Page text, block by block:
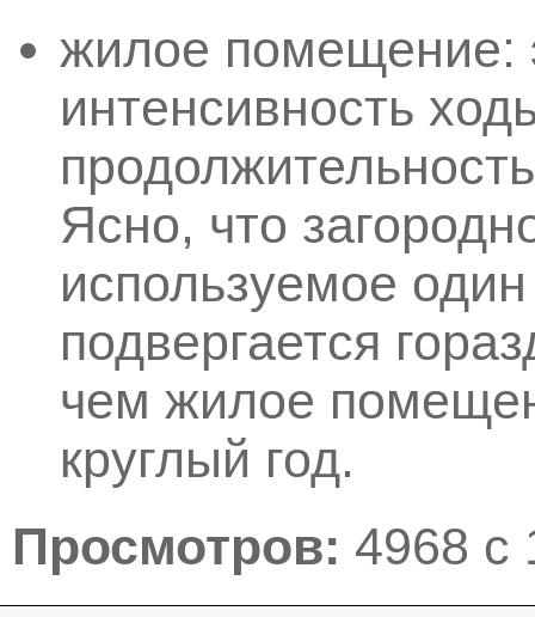
жилое помещение:
интенсивность
Ясно, что
используемое
подвергается
чем жилое
круглый год.
Просмотров: 4968 с